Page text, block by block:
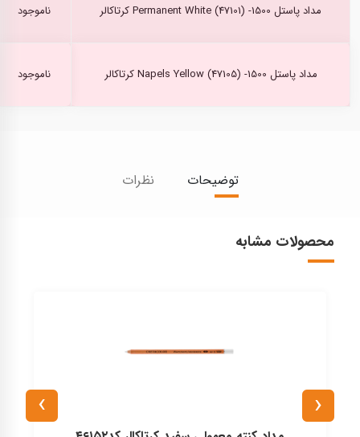
مداد پاستل Permanent White (47101) -1500 کرتاکالر ناموجود
مداد پاستل Napels Yellow (47105) -1500 کرتاکالر ناموجود
توضیحات نظرات
محصولات مشابه
‹
›